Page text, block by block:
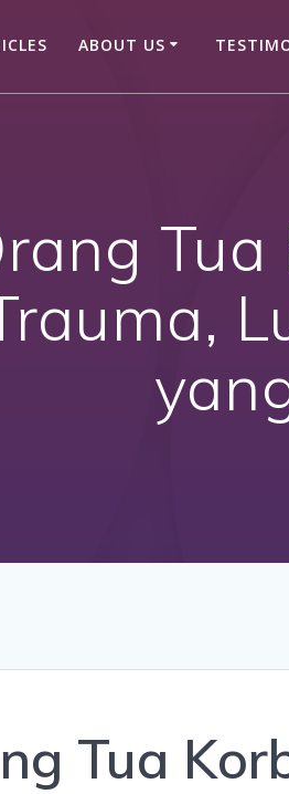
ABOUT US
Tua